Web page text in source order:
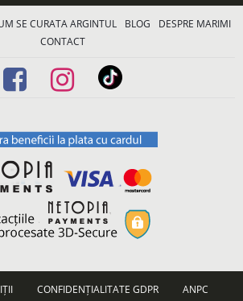
SE CURATA ARGINTUL BLOG
DESPRE MARIMI
CONTACT
CONFIDENȚIALITATE GDPR
ANPC